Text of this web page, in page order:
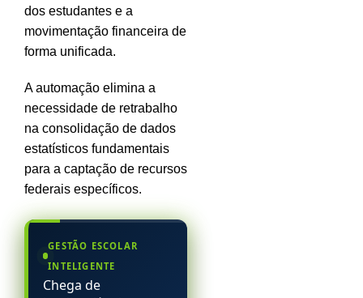
dos estudantes e a
movimentação financeira de
forma unificada.
A automação elimina a
necessidade de retrabalho
na consolidação de dados
estatísticos fundamentais
para a captação de recursos
federais específicos.
GESTÃO ESCOLAR
INTELIGENTE
Chega de